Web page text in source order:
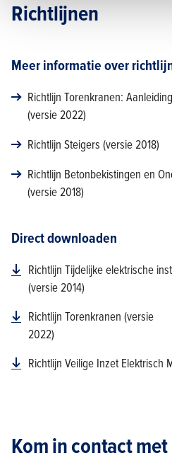
Richtlijnen
Meer informatie over
Richtlijn Torenkranen:
(versie 2022)
Richtlijn Steigers (versie 2018)
Richtlijn Betonbekistingen en
(versie 2018)
Direct downloaden
Richtlijn Tijdelijke elektrische
(versie 2014)
Richtlijn Torenkranen (versie
2022)
Richtlijn Veilige Inzet Elektrisch
Kom in contact met